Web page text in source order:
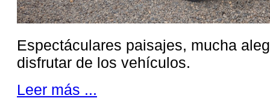
Espectáculares paisajes, mucha
disfrutar de los vehículos.
Leer más ...